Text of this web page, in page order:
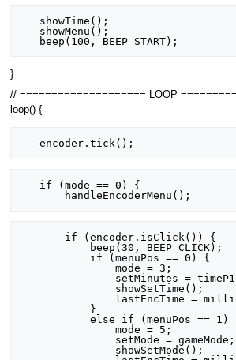
}
// ==================== LOOP
loop() {
               mode = 3;
           else if (menuPos == 1) {
               mode = 5;